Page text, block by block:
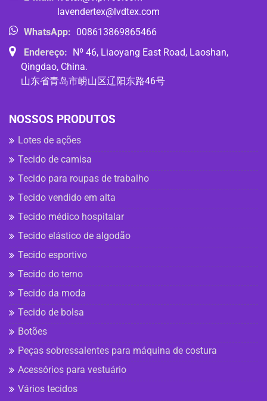
lavendertex@lvdtex.com
WhatsApp: 008613869865466
Endereço: Nº 46, Liaoyang East Road, Laoshan,
Qingdao, China.
山东省青岛市崂山区辽阳东路46号
NOSSOS PRODUTOS
Lotes de ações
Tecido de camisa
Tecido para roupas de trabalho
Tecido vendido em alta
Tecido médico hospitalar
Tecido elástico de algodão
Tecido esportivo
Tecido do terno
Tecido da moda
Tecido de bolsa
Botões
Peças sobressalentes para máquina de costura
Acessórios para vestuário
Vários tecidos